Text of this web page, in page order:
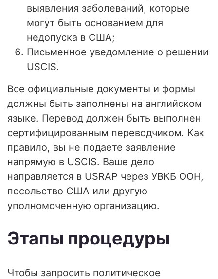
выявления заболеваний, которые
могут быть основанием для
недопуска в США;
Письменное уведомление о решении
USCIS.
Все официальные документы и формы
должны быть заполнены на английском
языке. Перевод должен быть выполнен
сертифицированным переводчиком. Как
правило, вы не подаете заявление
напрямую в USCIS. Ваше дело
направляется в USRAP через УВКБ ООН,
посольство США или другую
уполномоченную организацию.
Этапы процедуры
Чтобы запросить политическое